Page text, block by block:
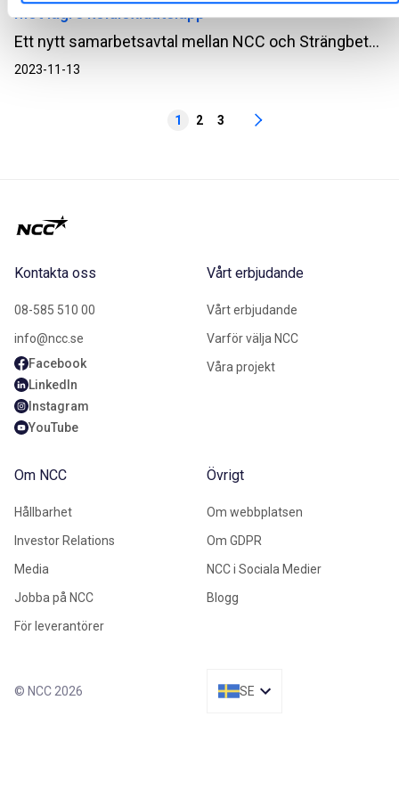
mot lägre koldioxidutsläpp
Ett nytt samarbetsavtal mellan NCC och Strängbetong innebär att även klimatförbättrade betongelement alltid ska offereras som ett alternativ i kommande byggprojekt.
2023-11-13
1 2 3
Kontakta oss
08-585 510 00
info@ncc.se
Facebook
LinkedIn
Instagram
YouTube
Vårt erbjudande
Vårt erbjudande
Varför välja NCC
Våra projekt
Om NCC
Hållbarhet
Investor Relations
Media
Jobba på NCC
För leverantörer
Övrigt
Om webbplatsen
Om GDPR
NCC i Sociala Medier
Blogg
© NCC 2026 SE